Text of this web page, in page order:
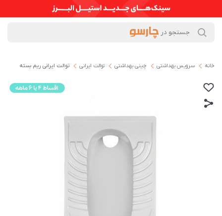
خانه سرویس بهداشتی چینی بهداشتی توالت ایرانی توالت ایرانی ریم بسته